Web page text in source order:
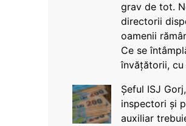
grav de tot.
directorii
oamenii
Ce se
învățătorii,
Șeful ISJ
inspectori și
auxiliar